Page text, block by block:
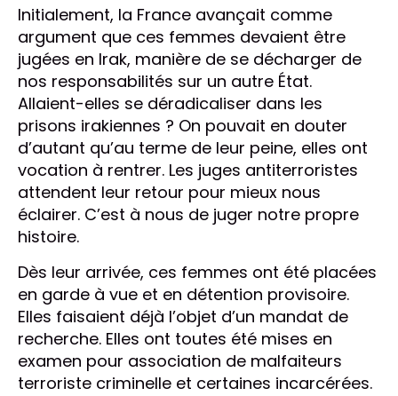
Initialement, la France avançait comme
argument que ces femmes devaient être
jugées en Irak, manière de se décharger de
nos responsabilités sur un autre État.
Allaient-elles se déradicaliser dans les
prisons irakiennes ? On pouvait en douter
d’autant qu’au terme de leur peine, elles ont
vocation à rentrer. Les juges antiterroristes
attendent leur retour pour mieux nous
éclairer. C’est à nous de juger notre propre
histoire.
Dès leur arrivée, ces femmes ont été placées
en garde à vue et en détention provisoire.
Elles faisaient déjà l’objet d’un mandat de
recherche. Elles ont toutes été mises en
examen pour association de malfaiteurs
terroriste criminelle et certaines incarcérées.